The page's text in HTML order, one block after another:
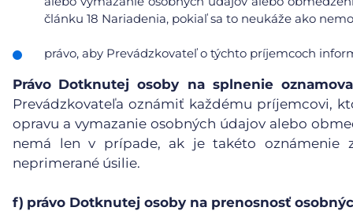
článku 18 Nariadenia, pokiaľ sa to neukáže ako
právo, aby Prevádzkovateľ o týchto príjemcoch
Právo Dotknutej osoby na splnenie
Prevádzkovateľa oznámiť každému príjemcovi,
opravu a vymazanie osobných údajov alebo
nemá len v prípade, ak je takéto oznámenie
neprimerané úsilie.
f) právo Dotknutej osoby na prenosnosť